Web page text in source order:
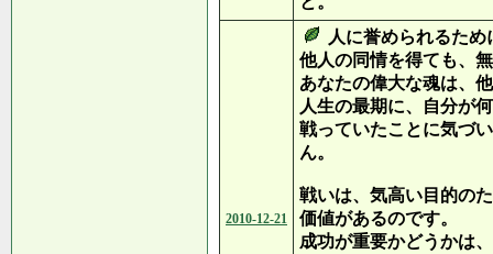
2010-12-21
人に誉められるた
他人の同情を得ても、
あなたの偉大な魂は、
人生の最期に、自分が
戦っていたことに気づ
ん。
戦いは、気高い目的の
価値があるのです。
成功が重要かどうかは